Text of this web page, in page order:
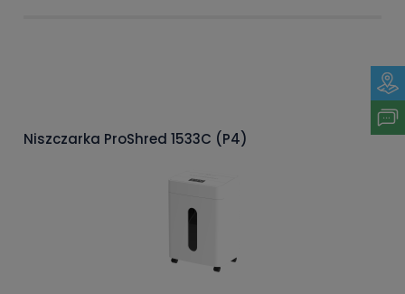
Niszczarka ProShred 1533C (P4)